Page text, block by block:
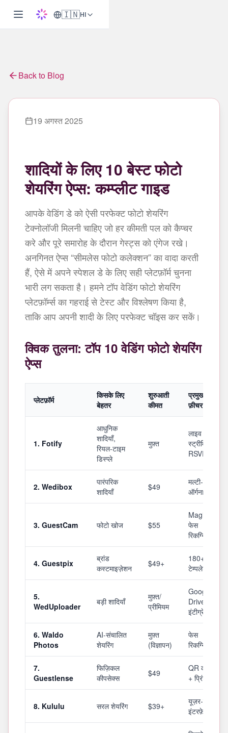
🇮🇳HI
Back to Blog
19 अगस्त 2025
शादियों के लिए 10 बेस्ट फोटो
शेयरिंग ऐप्स: कम्प्लीट गाइड
आपके वेडिंग डे को ऐसी परफेक्ट फोटो शेयरिंग
टेक्नोलॉजी मिलनी चाहिए जो हर कीमती पल को कैप्चर
करे और पूरे समारोह के दौरान गेस्ट्स को एंगेज रखे।
अनगिनत ऐप्स “सीमलेस फोटो कलेक्शन” का वादा करती
हैं, ऐसे में अपने स्पेशल डे के लिए सही प्लेटफ़ॉर्म चुनना
भारी लग सकता है। हमने टॉप वेडिंग फोटो शेयरिंग
प्लेटफ़ॉर्म्स का गहराई से टेस्ट और विश्लेषण किया है,
ताकि आप अपनी शादी के लिए परफेक्ट चॉइस कर सकें।
क्विक तुलना: टॉप 10 वेडिंग फोटो शेयरिंग
ऐप्स
प्लेटफ़ॉर्म
किसके लिए
बेहतर
शुरुआती
कीमत
प्रमुख वेडिंग
फ़ीचर
1. Fotify
आधुनिक
शादियाँ,
रियल-टाइम
डिस्प्ले
मुफ़्त
लाइव
स्ट्रीमिंग +
RSVP
2. Wedibox
पारंपरिक
शादियाँ
$49
मल्टी-एल्बम
ऑर्गनाइज़ेशन
3. GuestCam फोटो खोज $55
MagicFind
फेस
रिकग्निशन
4. Guestpix
ब्रांड
कस्टमाइज़ेशन
$49+
180+ QR
टेम्पलेट्स
5.
WedUploader
बड़ी शादियाँ
मुफ़्त/
प्रीमियम
Google
Drive
इंटीग्रेशन
6. Waldo
Photos
AI-संचालित
शेयरिंग
मुफ़्त
(विज्ञापन)
फेस
रिकग्निशन
7.
Guestlense
फिज़िकल
कीपसेक्स
$49
QR कार्ड्स
+ प्रिंट्स
8. Kululu सरल शेयरिंग $39+
यूज़र-फ्रेंडली
इंटरफ़ेस